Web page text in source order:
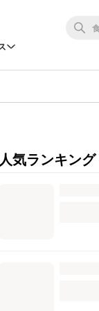
人気ランキング